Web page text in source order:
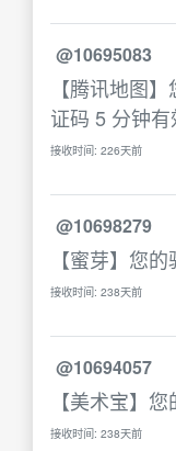
@10695083
【腾讯地图
证码 5 分钟有
接收时间: 226天前
@10698279
【蜜芽】您
接收时间: 238天前
@10694057
【美术宝】
接收时间: 238天前